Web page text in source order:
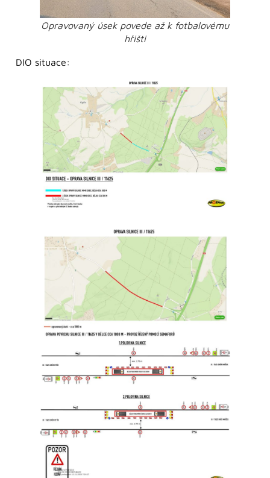
Opravovaný úsek povede až k fotbalovému
hřišti
DIO situace: